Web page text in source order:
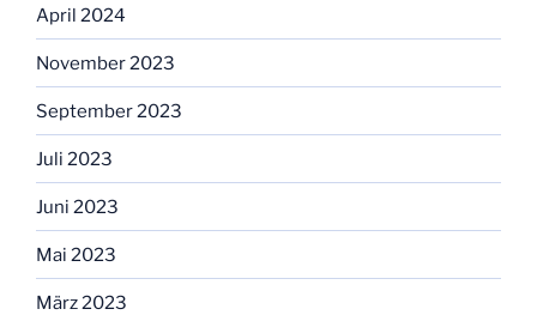
April 2024
November 2023
September 2023
Juli 2023
Juni 2023
Mai 2023
März 2023